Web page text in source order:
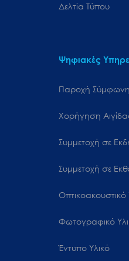
Δελτία Τύπου
Ψηφιακές
Παροχή
Χορήγηση
Συμμετοχή σε
Συμμετοχή σε
Οπτικοακουστικό
Φωτογραφικό
Έντυπο Υλικό